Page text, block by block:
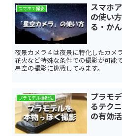
スマホで撮影
スマホ
の使い
る・か
夜景カメラ４は夜景に特化したカメ
花火など特殊な条件での撮影が可能
星空の撮影に挑戦してみます。
プラモデル撮影法
プラモ
るテク
の有効活